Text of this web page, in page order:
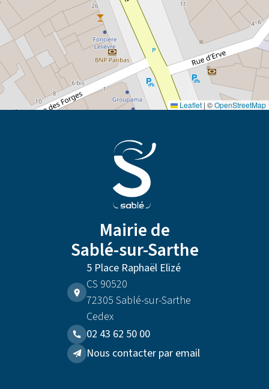
Leaflet | ©OpenStreetMap
Mairie de
Sablé-sur-Sarthe
5 Place Raphaël Elizé
CS 90520
72305 Sablé-sur-Sarthe
Cedex
02 43 62 50 00
Nous contacter par email